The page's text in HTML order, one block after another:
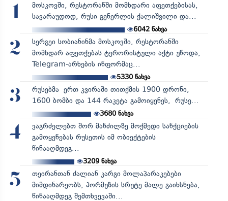
1
მოსკოვში, რესტორანში მომხდარი აფეთქებისას,
სავარაუდოდ, რუსი გენერლის ქალიშვილი და...
6042 ნახვა
2
სერგეი სობიანინმა მოსკოვში, რესტორანში
მომხდარ აფეთქებას ტერორისტული აქტი უწოდა,
Telegram-არხების ინფორმაც...
5330ნახვა
3
რუსებმა ერთ კვირაში თითქმის 1900 დრონი,
1600 ბომბი და 144 რაკეტა გამოიყენეს, რუსე...
3680ნახვა
4
ვაგრძელებთ შორ მანძილზე მოქმედი სანქციების
გამოყენებას რუსეთის იმ ობიექტების
წინააღმდეგ...
3209ნახვა
5
თეირანთან ძალიან კარგი მოლაპარაკებები
მიმდინარეობს, ჰორმუზის სრუტე მალე გაიხსნება,
წინააღმდეგ შემთხვევაში...